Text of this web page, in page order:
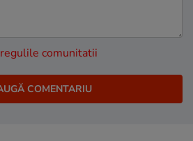
regulile comunitatii